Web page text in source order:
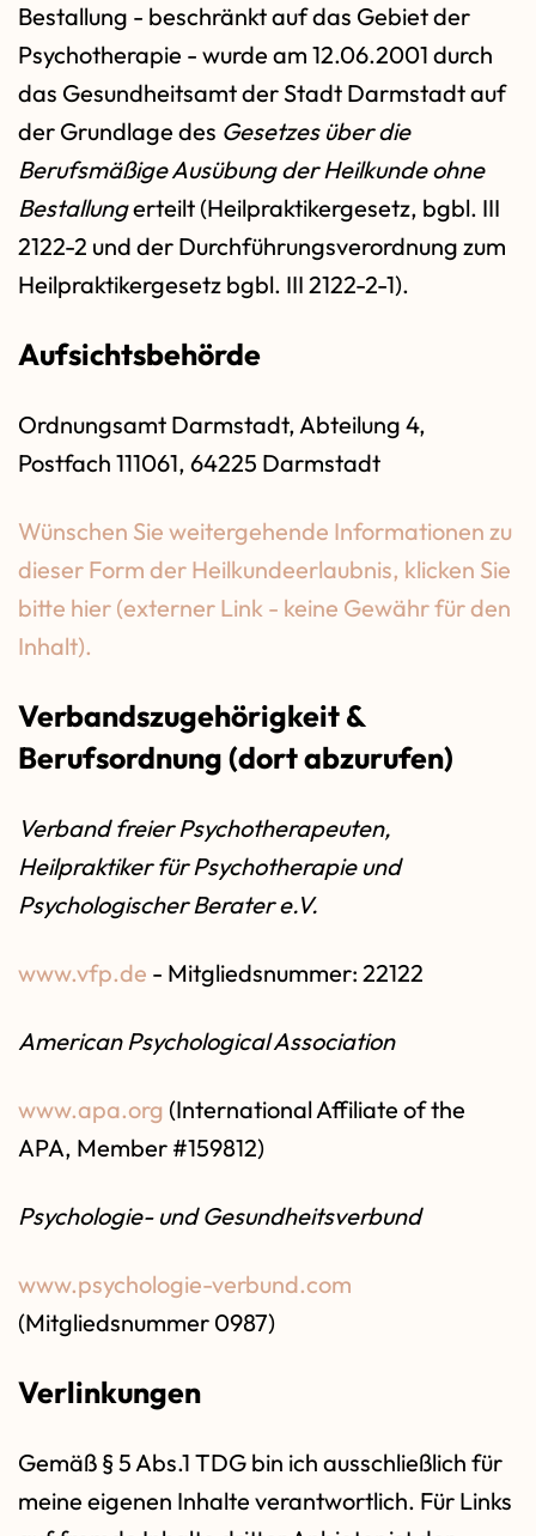
Bestallung - beschränkt auf das Gebiet der
Psychotherapie - wurde am 12.06.2001 durch
das Gesundheitsamt der Stadt Darmstadt auf
der Grundlage des Gesetzes über die
Berufsmäßige Ausübung der Heilkunde ohne
Bestallungerteilt (Heilpraktikergesetz, bgbl. III
2122-2 und der Durchführungsverordnung zum
Heilpraktikergesetz bgbl. III 2122-2-1).
Aufsichtsbehörde
Ordnungsamt Darmstadt, Abteilung 4,
Postfach 111061, 64225 Darmstadt
Wünschen Sie weitergehende Informationen zu
dieser Form der Heilkundeerlaubnis, klicken Sie
bitte hier (externer Link - keine Gewähr für den
Inhalt).
Verbandszugehörigkeit &
Berufsordnung (dort abzurufen)
Verband freier Psychotherapeuten,
Heilpraktiker für Psychotherapie und
Psychologischer Berater e.V.
www.vfp.de - Mitgliedsnummer: 22122
American Psychological Association
www.apa.org (International Affiliate of the
APA, Member #159812)
Psychologie- und Gesundheitsverbund
www.psychologie-verbund.com
(Mitgliedsnummer 0987)
Verlinkungen
Gemäß § 5 Abs.1 TDG bin ich ausschließlich für
meine eigenen Inhalte verantwortlich. Für Links